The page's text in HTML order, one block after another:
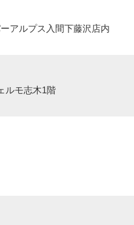
アルプス入間下藤沢店内
ルモ志木1階